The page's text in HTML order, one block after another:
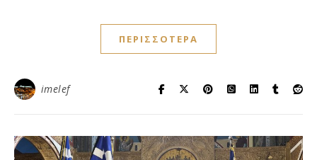
ΠΕΡΙΣΣΌΤΕΡΑ
imelef